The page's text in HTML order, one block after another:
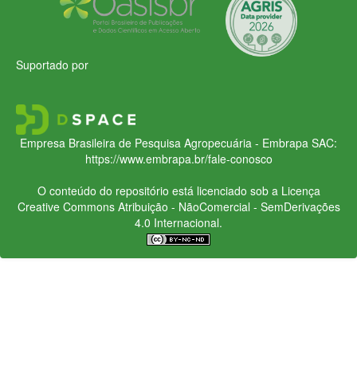
Suportado por
Empresa Brasileira de Pesquisa Agropecuária - Embrapa SAC:
https://www.embrapa.br/fale-conosco
O conteúdo do repositório está licenciado sob a Licença
Creative CommonsAtribuição - NãoComercial - SemDerivações
4.0 Internacional.